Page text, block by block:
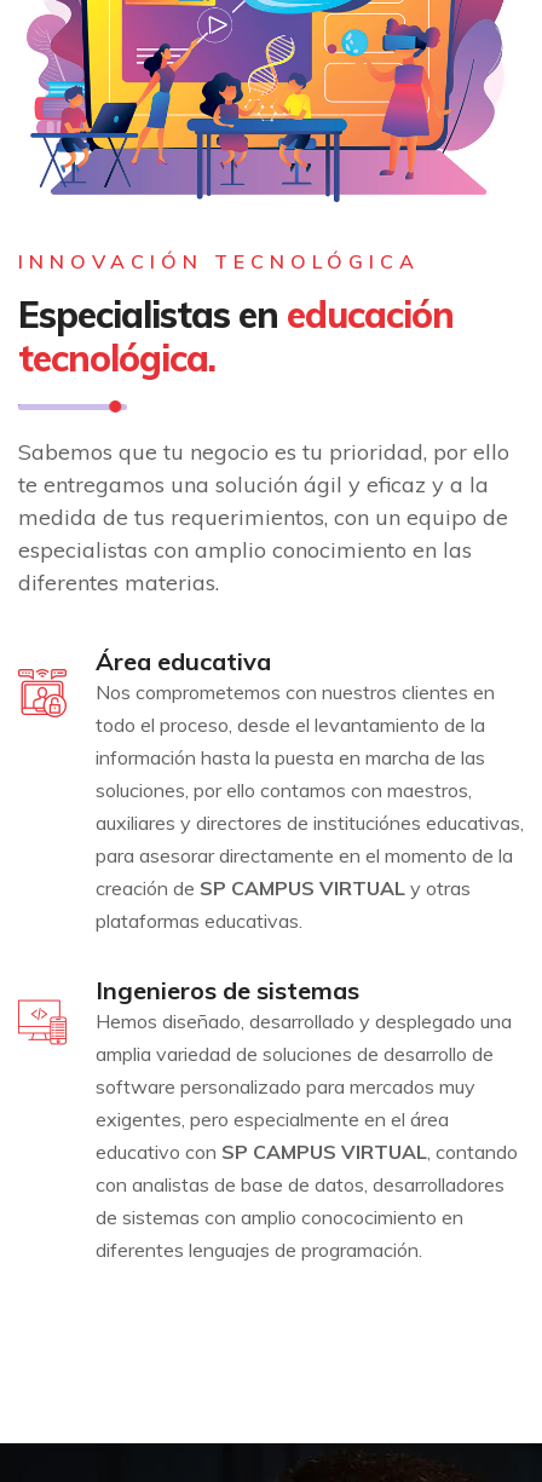
INNOVACIÓN TECNOLÓGICA
Especialistas en educación
tecnológica.
Sabemos que tu negocio es tu prioridad, por ello
te entregamos una solución ágil y eficaz y a la
medida de tus requerimientos, con un equipo de
especialistas con amplio conocimiento en las
diferentes materias.
Área educativa
Nos comprometemos con nuestros clientes en
todo el proceso, desde el levantamiento de la
información hasta la puesta en marcha de las
soluciones, por ello contamos con maestros,
auxiliares y directores de instituciónes educativas,
para asesorar directamente en el momento de la
creación de SP CAMPUS VIRTUAL y otras
plataformas educativas.
Ingenieros de sistemas
Hemos diseñado, desarrollado y desplegado una
amplia variedad de soluciones de desarrollo de
software personalizado para mercados muy
exigentes, pero especialmente en el área
educativo con SP CAMPUS VIRTUAL, contando
con analistas de base de datos, desarrolladores
de sistemas con amplio conococimiento en
diferentes lenguajes de programación.